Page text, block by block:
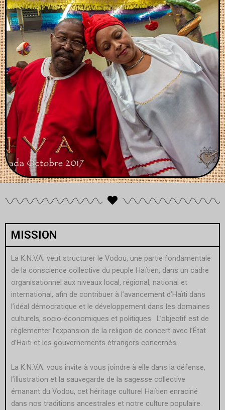
MISSION
La K.N.V.A. veut structurer le Vodou, une partie fondamentale
de la conscience collective du peuple Haïtien, dans un cadre
organisationnel aux niveaux local, régional, national et
international, afin de contribuer à l’avancement d’Haïti dans
l’idéal démocratique et le développement dans les domaines
culturels, socio-économiques et politiques. L’objectif est de
réglementer l’expansion de la religion de concert avec l’État
d’Haïti et les gouvernements étrangers concernés.
La K.N.V.A. vous invite à vous joindre à elle dans la défense,
l’illustration et la sauvegarde de la sagesse collective
émanant du Vodou, cet héritage culturel Haïtien enraciné
dans nos traditions ancestrales et notre culture populaire.